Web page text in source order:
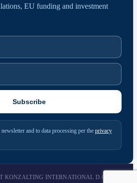
EU funding and investment
and to data processing per the privacy
KONZALTING INTERNATIONAL D.O.O.